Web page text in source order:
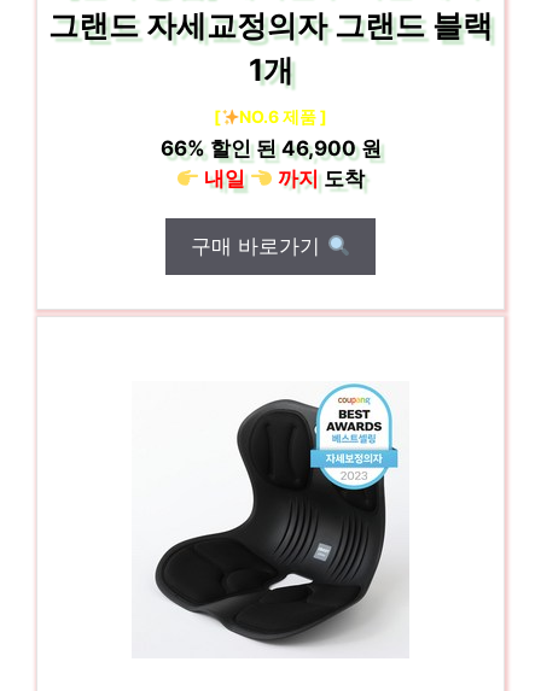
그랜드 자세교정의자 그랜드 블랙
1개
[ NO.6 제품 ]
66%할인 된46,900 원
내일
까지도착
구매 바로가기